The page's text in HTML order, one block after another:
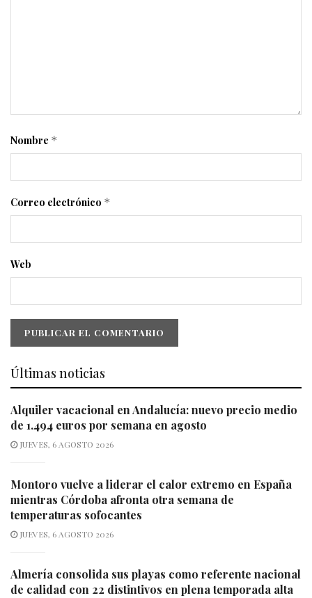
Nombre *
Correo electrónico *
Web
Últimas noticias
Alquiler vacacional en Andalucía: nuevo precio medio
de 1.494 euros por semana en agosto
JUEVES, 6 AGOSTO 2026
Montoro vuelve a liderar el calor extremo en España
mientras Córdoba afronta otra semana de
temperaturas sofocantes
JUEVES, 6 AGOSTO 2026
Almería consolida sus playas como referente nacional
de calidad con 22 distintivos en plena temporada alta